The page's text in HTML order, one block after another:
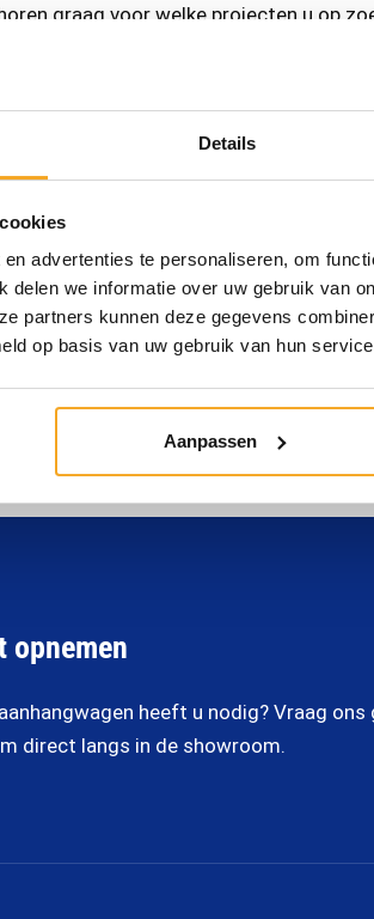
Details
advertenties te personaliseren, om
delen we informatie over uw gebruik van
partners kunnen deze gegevens
op basis van uw gebruik van hun
Aanpassen
graag voor welke projecten u op
tot de juiste keuze! We laten u graag
wel een oplossing voor wat u nodig
naast de afrit van de A12. Stap eens
van goede
is belangrijk bij uw
opnemen
heeft u nodig? Vraag ons
direct langs in de showroom.